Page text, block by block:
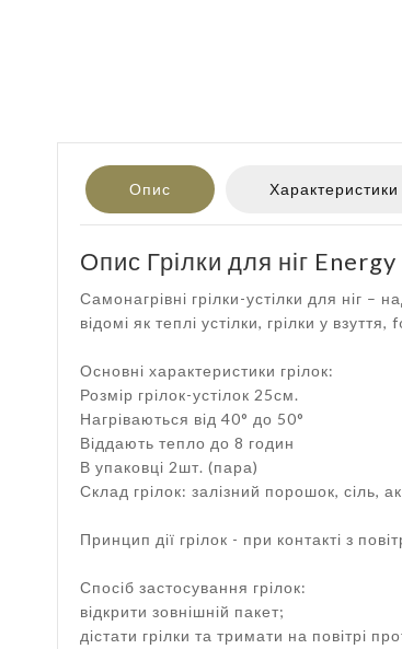
Опис Характеристики
Опис Грілки для ніг
Самонагрівні грілки-устілки для ніг
відомі як теплі устілки, грілки у
Основні характеристики грілок:
Розмір грілок-устілок 25см.
Нагріваються від 40° до 50°
Віддають тепло до 8 годин
В упаковці 2шт. (пара)
Склад грілок: залізний порошок, сіль,
Принцип дії грілок - при контакті з
Спосіб застосування грілок:
відкрити зовнішній пакет;
дістати грілки та тримати на повітрі